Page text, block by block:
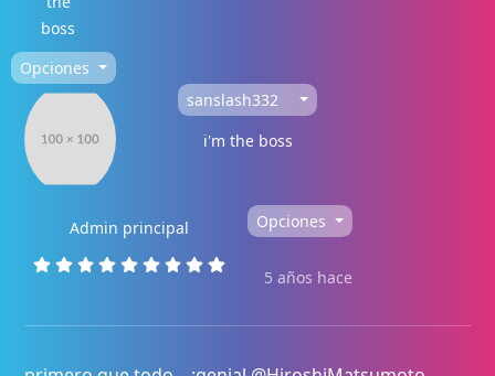
boss
Opciones
sanslash332
i'm the boss
Admin principal Opciones
5 años hace